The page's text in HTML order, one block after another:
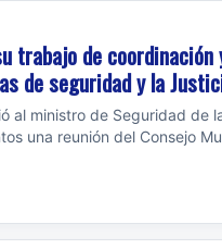
trabajo de
de seguridad y la
al ministro de Seguridad de
una reunión del Consejo